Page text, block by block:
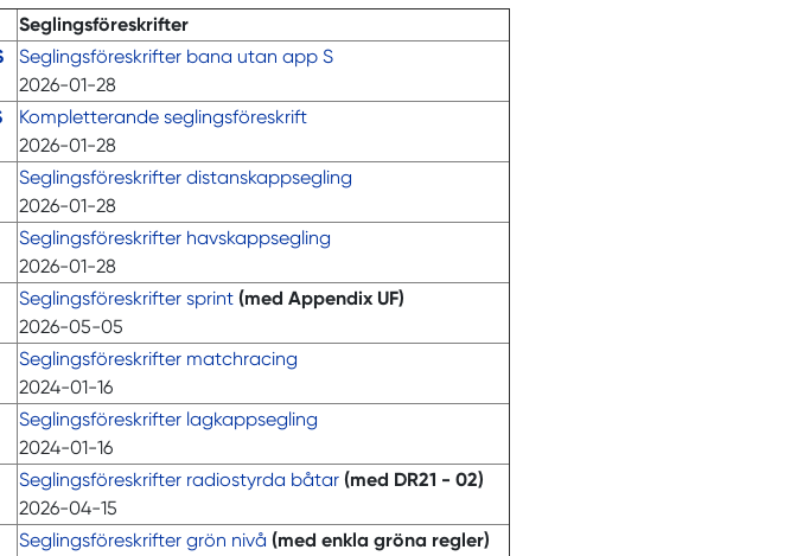
Seglingsföreskrifter
Seglingsföreskrifter bana utan app S
2026-01-28
Kompletterande seglingsföreskrift
2026-01-28
Seglingsföreskrifter distanskappsegling
2026-01-28
Seglingsföreskrifter havskappsegling
2026-01-28
Seglingsföreskrifter sprint (med Appendix UF)
2026-05-05
Seglingsföreskrifter matchracing
2024-01-16
Seglingsföreskrifter lagkappsegling
2024-01-16
Seglingsföreskrifter radiostyrda båtar (med DR21 - 02)
2026-04-15
Seglingsföreskrifter grön nivå (med enkla gröna regler)